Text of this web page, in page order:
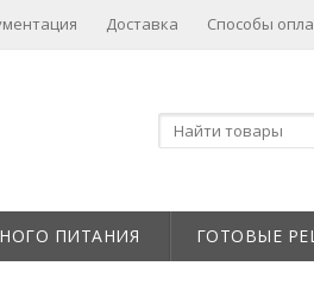
Доставка Способы
ПИТАНИЯ ГОТОВЫЕ